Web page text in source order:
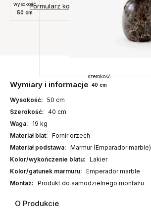
Formularz kontaktowy
Wymiary i informacje
wysokość
50 cm
szerokość
40 cm
Wysokość: 50 cm
Szerokość: 40 cm
Waga:
19 kg
Materiał blat: Fornir orzech
Materiał podstawa: Marmur (Emparador marble)
Kolor/wykończenie blatu: Lakier
Kolor/gatunek marmuru: Emperador marble
Montaż: Produkt do samodzielnego montażu
O Produkcie